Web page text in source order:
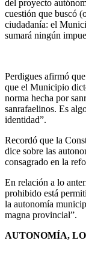
del proyecto
cuestión que buscó
ciudadanía: el
sumará ningún
Perdigues afirmó
que el Municipio
norma hecha por
sanrafaelinos. Es
identidad”.
Recordó que la
dice sobre las
consagrado en la
En relación a lo
prohibido está
la autonomía
magna provincial”.
AUTONOMÍA,